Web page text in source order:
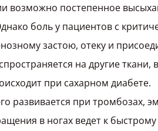
возможно постепенное
боль у пациентов с
застою, отеку и
на другие
при сахарном диабете.
развивается при тромбозах,
в ногах ведет к